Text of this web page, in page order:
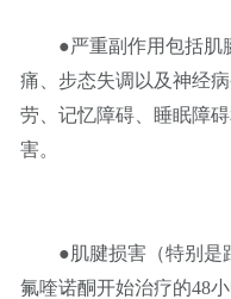
●严重副作用包括肌
痛、步态失调以及神经
劳、记忆障碍、睡眠障
害。
●肌腱损害（特别是
氟喹诺酮开始治疗的48